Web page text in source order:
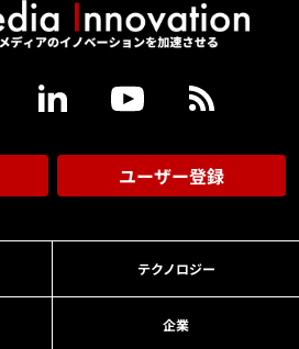
ユーザー登録
テクノロジー
企業